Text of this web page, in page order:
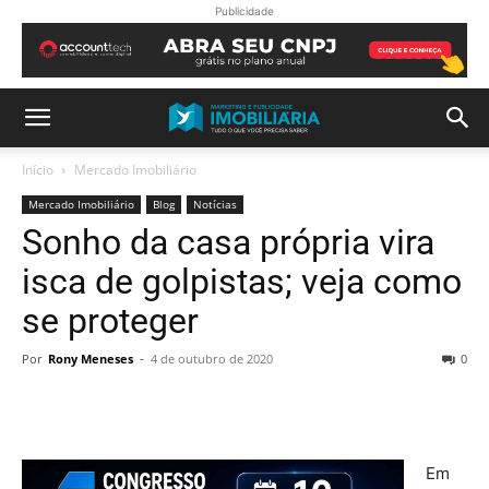
Publicidade
Início Mercado Imobiliário
Mercado Imobiliário Blog Notícias
Sonho da casa própria vira
isca de golpistas; veja como
se proteger
Por Rony Meneses - 4 de outubro de 2020 0
Em